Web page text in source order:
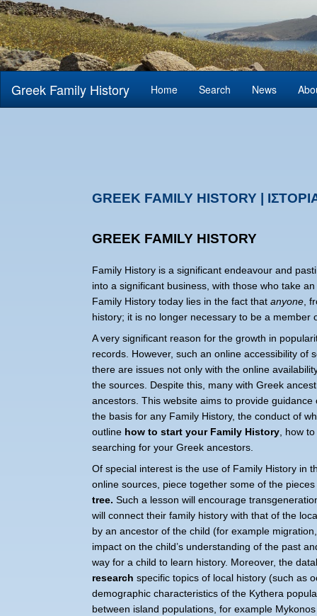
Greek Family History Home Search News
GREEK FAMILY HISTORY |
GREEK FAMILY HISTORY
Family History is a significant endeavour and
into a significant business, with those who take
Family History today lies in the fact that anyone,
history; it is no longer necessary to be a member
A very significant reason for the growth in
records. However, such an online accessibility of
there are issues not only with the online
the sources. Despite this, many with Greek
ancestors. This website aims to provide
the basis for any Family History, the conduct of
outline how to start your Family History, how
searching for your Greek ancestors.
Of special interest is the use of Family History in
online sources, piece together some of the
tree. Such a lesson will encourage
will connect their family history with that of the
by an ancestor of the child (for example
impact on the child’s understanding of the past
way for a child to learn history. Moreover, the
research specific topics of local history (such as
demographic characteristics of the Kythera
between island populations, for example